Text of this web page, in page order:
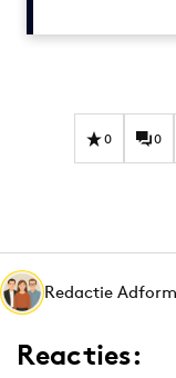
Effectiviteit
Gedragsverandering
Martech
Media
Merkstrategie
0 0
Redactie
Reacties: